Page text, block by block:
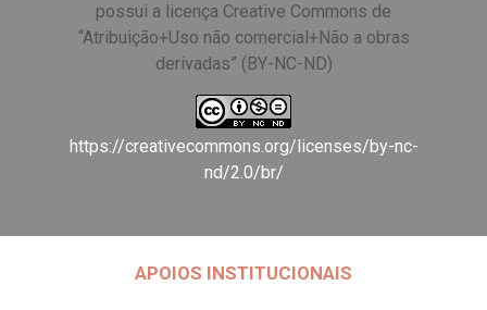
possui a licença Creative Commons de
“Atribuição+Uso não comercial+Não a obras
derivadas” (BY-NC-ND)
https://creativecommons.org/licenses/by-nc-
nd/2.0/br/
APOIOS INSTITUCIONAIS